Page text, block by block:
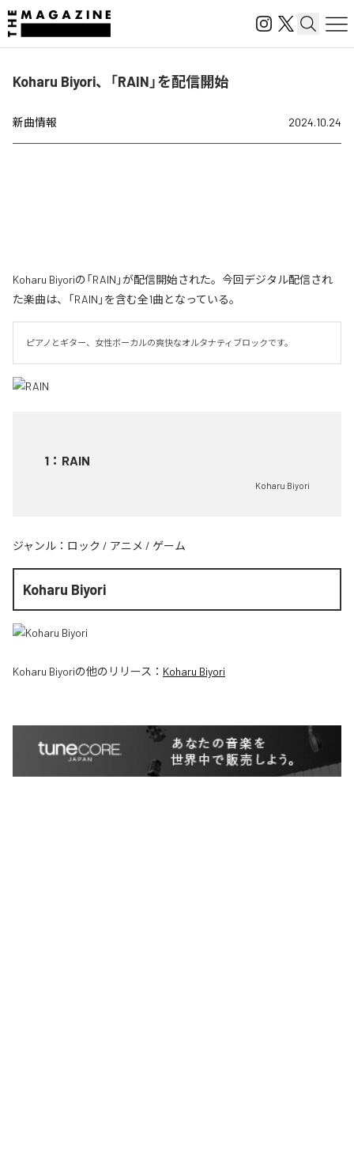
Koharu Biyori、「RAIN」を配信開始
新曲情報 2024.10.24
Koharu Biyoriの「RAIN」が配信開始された。今回デジタル配信され
た楽曲は、「RAIN」を含む全1曲となっている。
ピアノとギター、女性ボーカルの爽快なオルタナティブロックです。
1 ： RAIN
Koharu Biyori
ジャンル： ロック / アニメ / ゲーム
Koharu Biyori
Koharu Biyoriの他のリリース： Koharu Biyori